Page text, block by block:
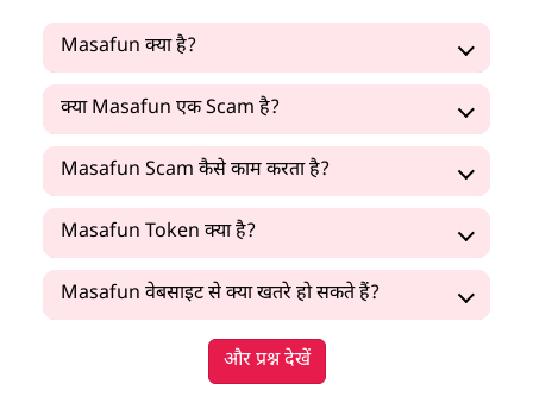
Masafun क्या है?
क्या Masafun एक Scam है?
Masafun Scam कैसे काम करता है?
Masafun Token क्या है?
Masafun वेबसाइट से क्या खतरे हो सकते हैं?
और प्रश्न देखें